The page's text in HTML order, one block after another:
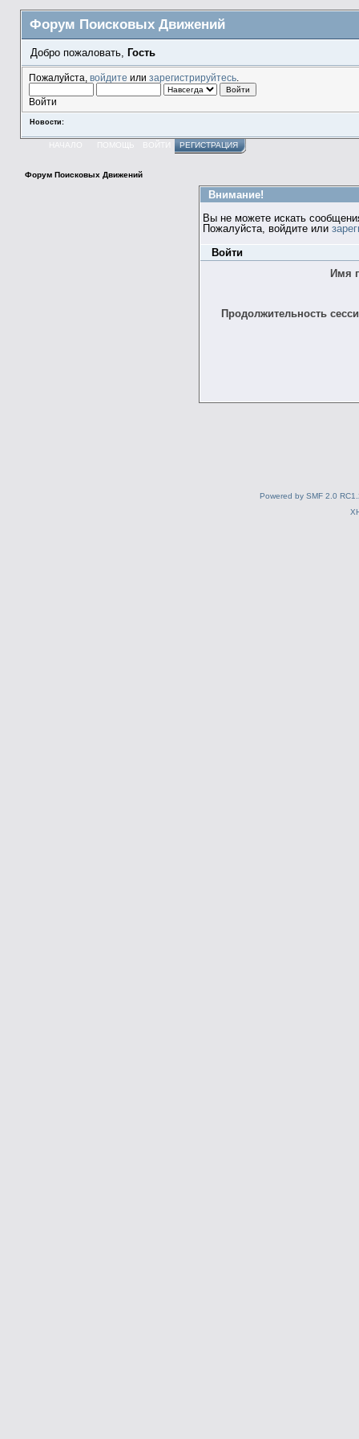
Форум Поисковых Движений
Добро пожаловать, Гость
Пожалуйста, войдите или зарегистрируйтесь.
Войти
Новости:
НАЧАЛО ПОМОЩЬ ВОЙТИ РЕГИСТРАЦИЯ
Форум Поисковых Движений
Внимание!
Вы не можете искать
Пожалуйста, войдите или
Войти
Имя
Продолжительность
Powered by SMF 2.0